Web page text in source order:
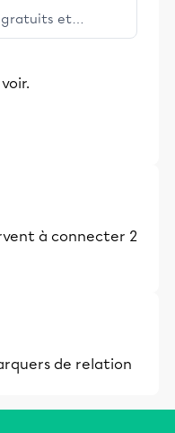
gratuits et
les élèves
à connecter 2
de relation